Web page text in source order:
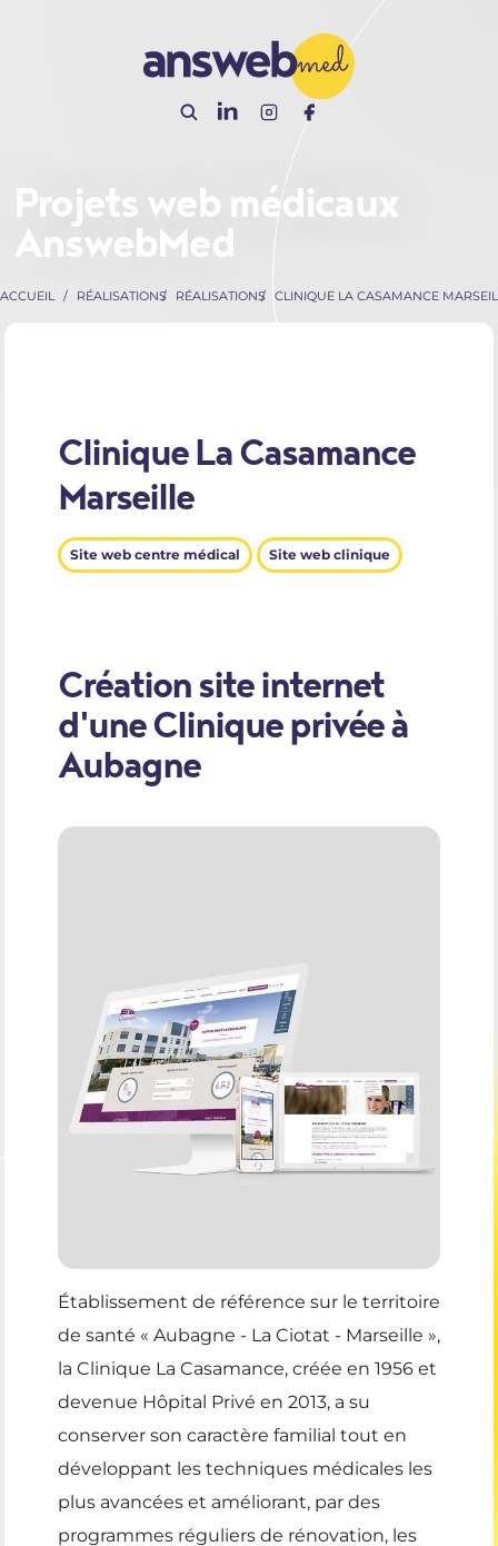
Projets web médicaux
AnswebMed
ACCUEIL RÉALISATIONS RÉALISATIONS CLINIQUE LA CASAMANCE
Clinique La Casamance
Marseille
Site web centre médical Site web clinique
Création site internet
d'une Clinique privée à
Aubagne
Établissement de référence sur le territoire
de santé « Aubagne - La Ciotat - Marseille »,
la Clinique La Casamance, créée en 1956 et
devenue Hôpital Privé en 2013, a su
conserver son caractère familial tout en
développant les techniques médicales les
plus avancées et améliorant, par des
programmes réguliers de rénovation, les